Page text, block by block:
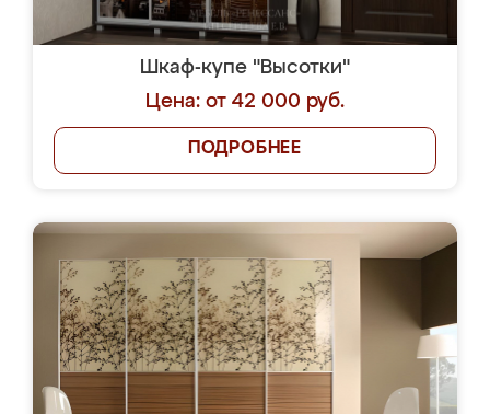
Шкаф-купе "Высотки"
Цена: от 42 000 руб.
ПОДРОБНЕЕ